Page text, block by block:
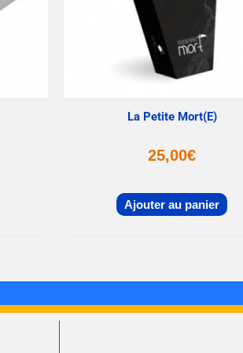
La Petite Mort(e)
25,00€
Ajouter au panier